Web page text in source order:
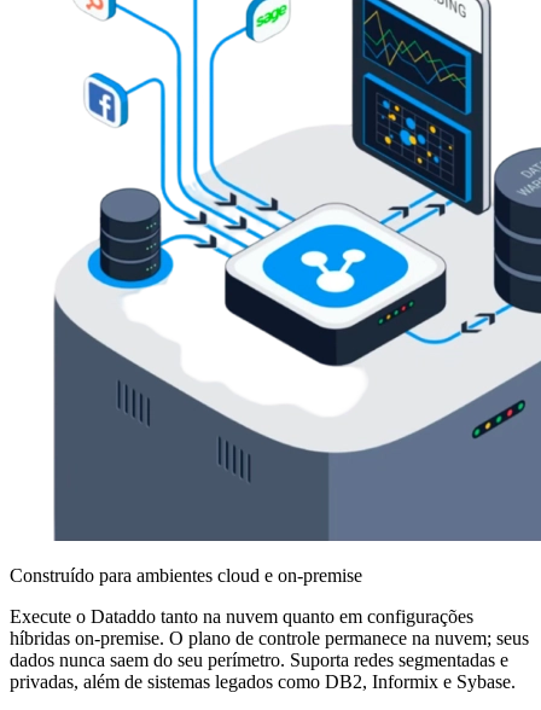
Construído para ambientes cloud e on-premise
Execute o Dataddo tanto na nuvem quanto em configurações
híbridas on-premise. O plano de controle permanece na nuvem; seus
dados nunca saem do seu perímetro. Suporta redes segmentadas e
privadas, além de sistemas legados como DB2, Informix e Sybase.